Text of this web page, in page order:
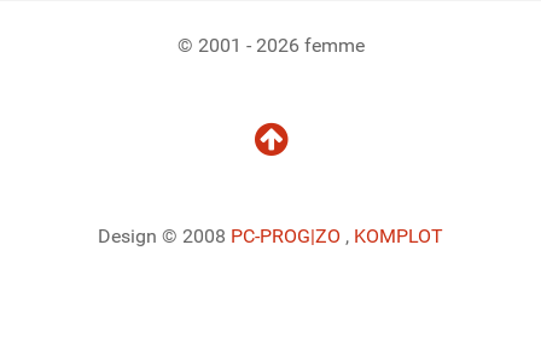
© 2001 - 2026 femme
Design © 2008 PC-PROG|ZO , KOMPLOT